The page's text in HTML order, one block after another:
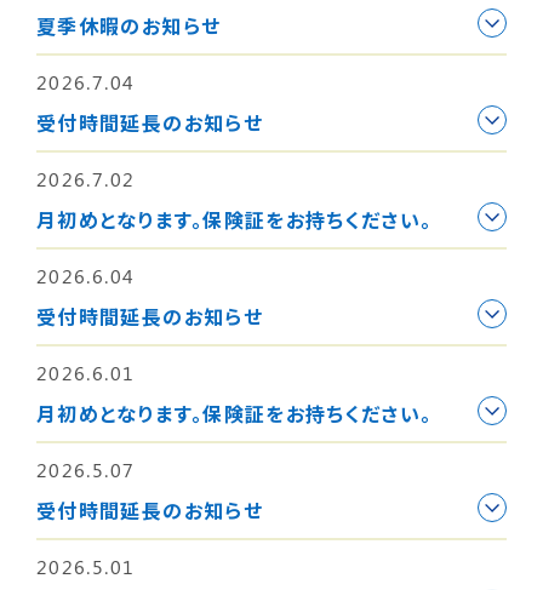
夏季休暇のお知らせ
2026.7.04
受付時間延長のお知らせ
2026.7.02
月初めとなります。保険証をお持ちください。
2026.6.04
受付時間延長のお知らせ
2026.6.01
月初めとなります。保険証をお持ちください。
2026.5.07
受付時間延長のお知らせ
2026.5.01